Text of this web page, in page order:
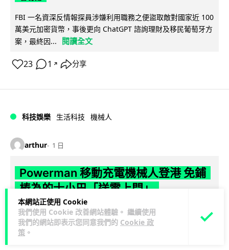
本網站正使用 Cookie
我們使用 Cookie 改善網站體驗。 繼續使用
我們的網站即表示您同意我們的 Cookie 政
策 。
FBI 一名資深反情報探員涉嫌利用職務之便盜取敵對國家近 100
萬美元加密貨幣，事後更向 ChatGPT 諮詢理財及移民葡萄牙方
案，最終因...
閱讀全文
23 1 ↗ 分享
科技娛樂 生活科技 機械人
arthur 1 日
Powerman 移動充電機械人登港 免鋪
樁為的士小巴「送電上門」
你架電動車喺停車場搵唔到樁？有個機械人會自己行過嚟幫你
充電。THEi 高科院同內地公司研發出 Powerman 移動充電機
械人，唔使鋪線裝樁...